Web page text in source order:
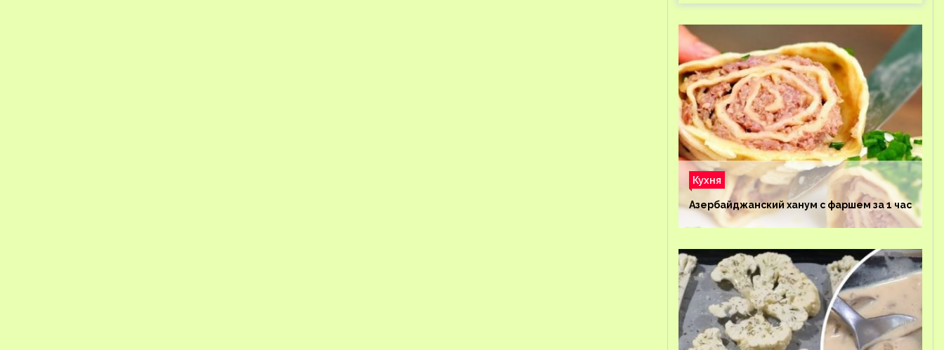
Кухня
Азербайджанский ханум с фаршем за 1 час